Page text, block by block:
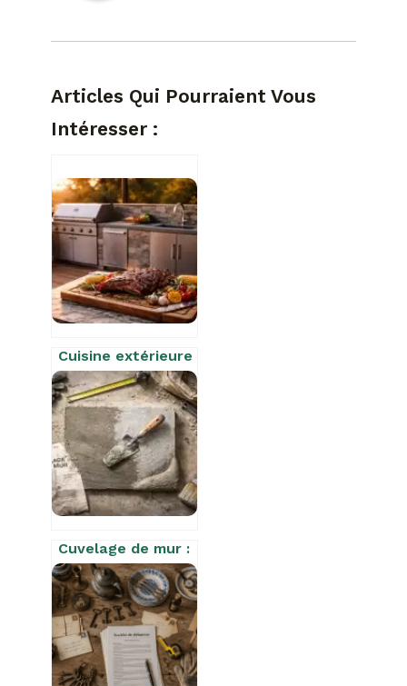
Articles Qui Pourraient Vous
Intéresser :
Cuisine extérieure
avec barbecue :
évitez l’erreur de
matériaux qui
ruine votre
installation en
deux saisons
Cuvelage de mur :
la méthode
technique pour
stopper les
infiltrations en
sous-sol